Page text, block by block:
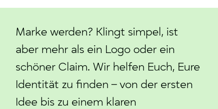
Marke werden? Klingt simpel, ist
aber mehr als ein Logo oder ein
schöner Claim. Wir helfen Euch, Eure
Identität zu finden – von der ersten
Idee bis zu einem klaren